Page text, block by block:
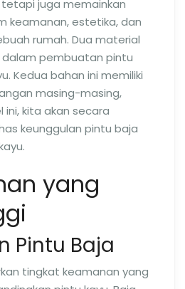
juga memainkan
keamanan, estetika, dan
rumah. Dua material
pembuatan pintu
Kedua bahan ini memiliki
masing-masing,
kita akan secara
keunggulan pintu baja
yang
Pintu Baja
tingkat keamanan yang